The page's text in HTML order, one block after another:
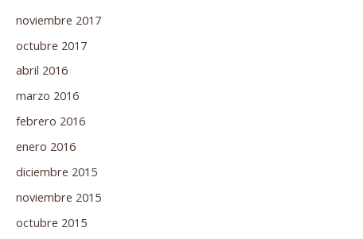
noviembre 2017
octubre 2017
abril 2016
marzo 2016
febrero 2016
enero 2016
diciembre 2015
noviembre 2015
octubre 2015